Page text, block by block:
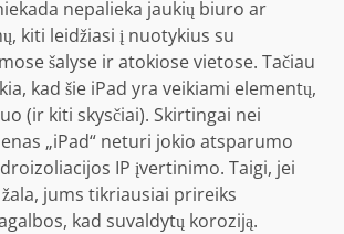
nepalieka jaukių biuro ar
kiti leidžiasi į nuotykius su
šalyse ir atokiose vietose. Tačiau
kad šie iPad yra veikiami elementų,
(ir kiti skysčiai). Skirtingai nei
„iPad“ neturi jokio atsparumo
IP įvertinimo. Taigi, jei
jums tikriausiai prireiks
kad suvaldytų koroziją.